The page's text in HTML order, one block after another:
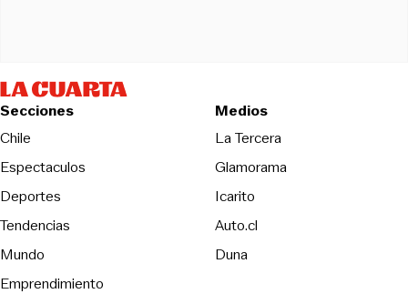
Secciones
Chile
Espectaculos
Deportes
Tendencias
Mundo
Emprendimiento
Medios
La TerceraOpens in new
Glamorama
Icarito
Auto.cl
DunaOpens in new window